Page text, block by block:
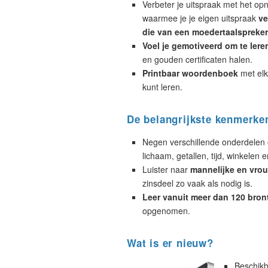
Verbeter je uitspraak met het
waarmee je je eigen uitspraak
die van een
Voel je gemotiveerd om te
en gouden certificaten halen.
Printbaar woordenboek met
kunt leren.
De belangrijkste
Negen verschillende
lichaam, getallen, tijd, winkelen
Luister naar mannelijke en
zinsdeel zo vaak als nodig is.
Leer vanuit meer dan 120
opgenomen.
Wat is er nieuw?